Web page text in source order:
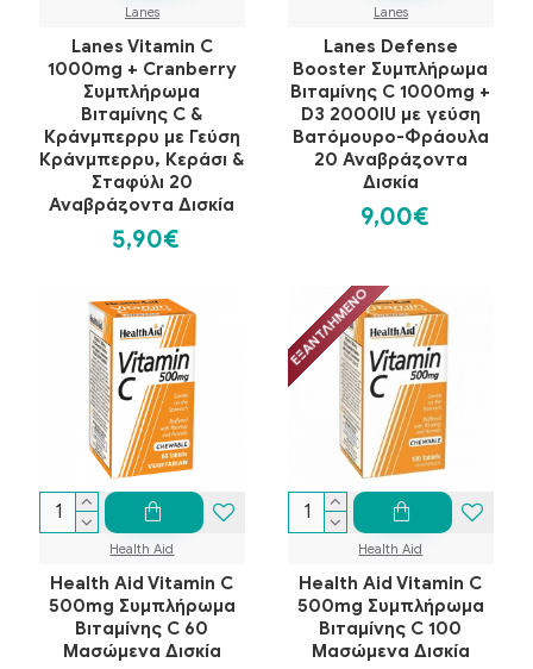
Lanes
Lanes Vitamin C
1000mg + Cranberry
Συμπλήρωμα
Βιταμίνης C &
Κράνμπερρυ με Γεύση
Κράνμπερρυ, Κεράσι &
Σταφύλι 20
Αναβράζοντα Δισκία
5,90€
Lanes
Lanes Defense
Booster Συμπλήρωμα
Βιταμίνης C 1000mg +
D3 2000IU με γεύση
Βατόμουρο-Φράουλα
20 Αναβράζοντα
Δισκία
9,00€
Health Aid
Health Aid Vitamin C
500mg Συμπλήρωμα
Βιταμίνης C 60
Μασώμενα Δισκία
ΕΞΑΝΤΛΗΜΈΝΟ
Health Aid
Health Aid Vitamin C
500mg Συμπλήρωμα
Βιταμίνης C 100
Μασώμενα Δισκία